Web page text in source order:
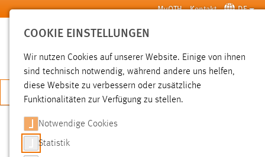
Zum Hauptinhalt springen MyOTH Kontakt DE
SUCHE
JETZT BEWERBEN
SUCHE
COOKIE EINSTELLUNGEN
Wir nutzen Cookies auf unserer Website. Einige von ihnen
sind technisch notwendig, während andere uns helfen,
diese Website zu verbessern oder zusätzliche
Funktionalitäten zur Verfügung zu stellen.
Notwendige Cookies
Statistik